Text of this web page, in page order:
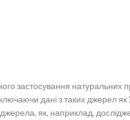
застосування натуральних
дані з таких джерел як
як, наприклад,